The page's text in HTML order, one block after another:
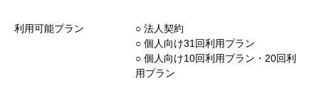
利用可能プラン
○︎ 法人契約
○︎ 個人向け31回利用プラン
○︎ 個人向け10回利用プラン・20回利
用プラン